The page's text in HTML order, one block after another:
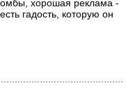
хорошая реклама -
гадость, которую он